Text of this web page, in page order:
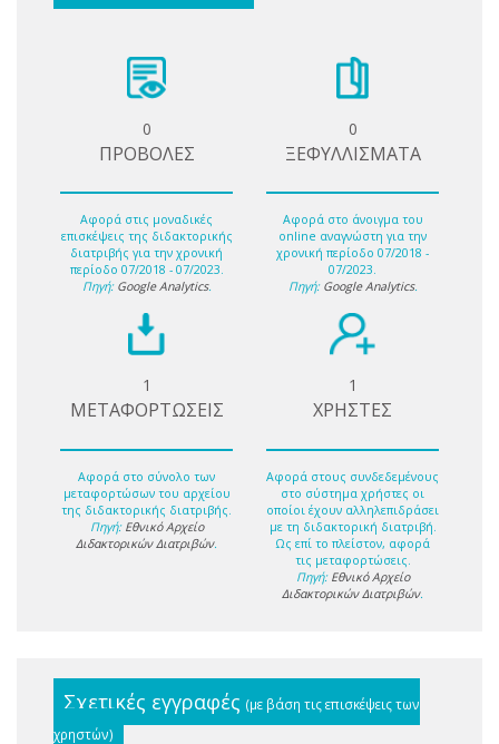
0
ΠΡΟΒΟΛΕΣ
Αφορά στις μοναδικές
επισκέψεις της διδακτορικής
διατριβής για την χρονική
περίοδο 07/2018 - 07/2023.
Πηγή: Google Analytics.
0
ΞΕΦΥΛΛΙΣΜΑΤΑ
Αφορά στο άνοιγμα του
online αναγνώστη για την
χρονική περίοδο 07/2018 -
07/2023.
Πηγή: Google Analytics.
1
ΜΕΤΑΦΟΡΤΩΣΕΙΣ
Αφορά στο σύνολο των
μεταφορτώσων του αρχείου
της διδακτορικής διατριβής.
Πηγή: Εθνικό Αρχείο
Διδακτορικών Διατριβών.
1
ΧΡΗΣΤΕΣ
Αφορά στους συνδεδεμένους
στο σύστημα χρήστες οι
οποίοι έχουν αλληλεπιδράσει
με τη διδακτορική διατριβή.
Ως επί το πλείστον, αφορά
τις μεταφορτώσεις.
Πηγή: Εθνικό Αρχείο
Διδακτορικών Διατριβών.
Σχετικές εγγραφές (με βάση τις επισκέψεις των
χρηστών)